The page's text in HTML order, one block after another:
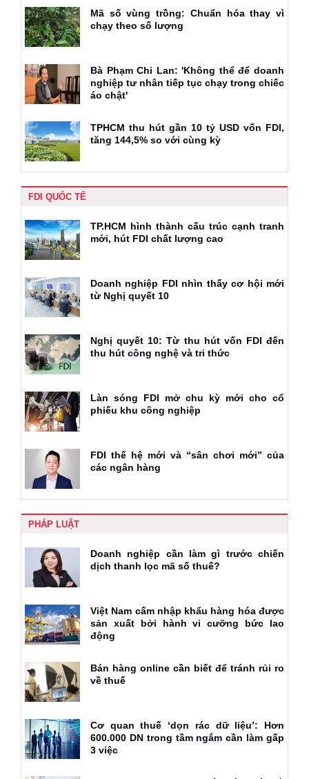
Mã số vùng trồng: Chuẩn hóa thay vì
chạy theo số lượng
Bà Phạm Chi Lan: 'Không thể để doanh
nghiệp tư nhân tiếp tục chạy trong chiếc
áo chật'
TPHCM thu hút gần 10 tỷ USD vốn FDI,
tăng 144,5% so với cùng kỳ
FDI QUỐC TẾ
TP.HCM hình thành cấu trúc cạnh tranh
mới, hút FDI chất lượng cao
Doanh nghiệp FDI nhìn thấy cơ hội mới
từ Nghị quyết 10
Nghị quyết 10: Từ thu hút vốn FDI đến
thu hút công nghệ và tri thức
Làn sóng FDI mở chu kỳ mới cho cổ
phiếu khu công nghiệp
FDI thế hệ mới và “sân chơi mới” của
các ngân hàng
PHÁP LUẬT
Doanh nghiệp cần làm gì trước chiến
dịch thanh lọc mã số thuế?
Việt Nam cấm nhập khẩu hàng hóa được
sản xuất bởi hành vi cưỡng bức lao
động
Bán hàng online cần biết để tránh rủi ro
về thuế
Cơ quan thuế ‘dọn rác dữ liệu’: Hơn
600.000 DN trong tầm ngắm cần làm gấp
3 việc